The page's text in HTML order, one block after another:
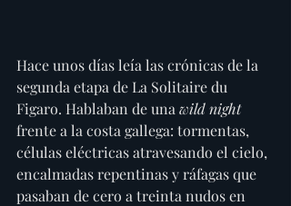
Hace unos días leía las crónicas de la
segunda etapa de La Solitaire du
Figaro. Hablaban de una wild night
frente a la costa gallega: tormentas,
células eléctricas atravesando el cielo,
encalmadas repentinas y ráfagas que
pasaban de cero a treinta nudos en